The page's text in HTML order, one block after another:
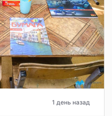
1 день назад